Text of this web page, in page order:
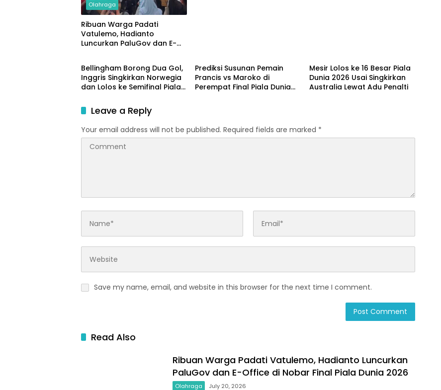
Olahraga
Ribuan Warga Padati
Vatulemo, Hadianto
Luncurkan PaluGov dan E-
Olahraga
Bellingham Borong Dua Gol,
Inggris Singkirkan Norwegia
dan Lolos ke Semifinal Piala
Prediksi Susunan Pemain
Prancis vs Maroko di
Perempat Final Piala Dunia
Mesir Lolos ke 16 Besar Piala
Dunia 2026 Usai Singkirkan
Australia Lewat Adu Penalti
Leave a Reply
Your email address will not be published. Required fields are marked *
Save my name, email, and website in this browser for the next time I comment.
Read Also
Ribuan Warga Padati Vatulemo, Hadianto Luncurkan
PaluGov dan E-Office di Nobar Final Piala Dunia 2026
Olahraga July 20, 2026